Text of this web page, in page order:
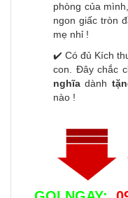
phòng của
ngon giấc tròn
mẹ nhỉ !
✔️ Có đủ Kích
con. Đây chắc
nghĩadành
nào !